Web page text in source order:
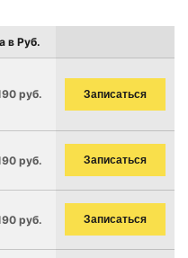
в Руб.
руб. Записаться
руб. Записаться
руб. Записаться